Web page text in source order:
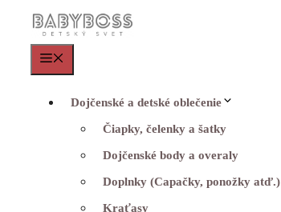
Dojčenské a detské oblečenie
Čiapky, čelenky a šatky
Dojčenské body a overaly
Doplnky (Capačky, ponožky atď.)
Kraťasy